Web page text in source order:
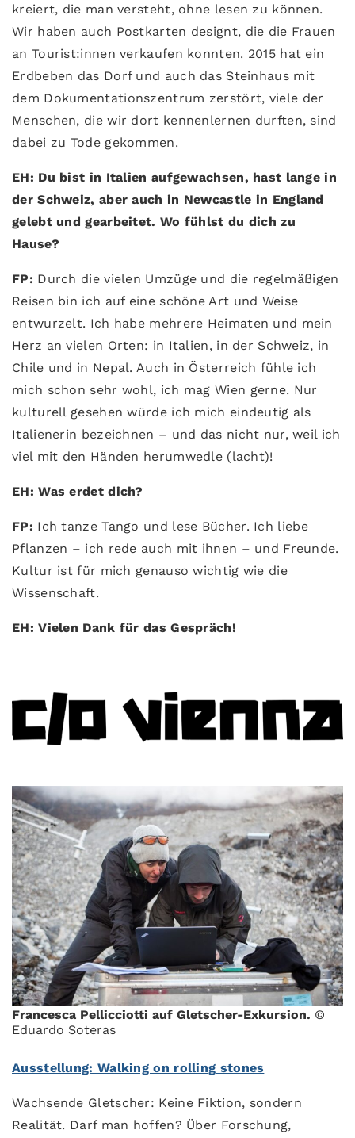
kreiert, die man versteht, ohne lesen zu können.
Wir haben auch Postkarten designt, die die Frauen
an Tourist:innen verkaufen konnten. 2015 hat ein
Erdbeben das Dorf und auch das Steinhaus mit
dem Dokumentationszentrum zerstört, viele der
Menschen, die wir dort kennenlernen durften, sind
dabei zu Tode gekommen.
EH: Du bist in Italien aufgewachsen, hast lange in
der Schweiz, aber auch in Newcastle in England
gelebt und gearbeitet. Wo fühlst du dich zu
Hause?
FP: Durch die vielen Umzüge und die regelmäßigen
Reisen bin ich auf eine schöne Art und Weise
entwurzelt. Ich habe mehrere Heimaten und mein
Herz an vielen Orten: in Italien, in der Schweiz, in
Chile und in Nepal. Auch in Österreich fühle ich
mich schon sehr wohl, ich mag Wien gerne. Nur
kulturell gesehen würde ich mich eindeutig als
Italienerin bezeichnen – und das nicht nur, weil ich
viel mit den Händen herumwedle (lacht)!
EH: Was erdet dich?
FP: Ich tanze Tango und lese Bücher. Ich liebe
Pflanzen – ich rede auch mit ihnen – und Freunde.
Kultur ist für mich genauso wichtig wie die
Wissenschaft.
EH: Vielen Dank für das Gespräch!
Francesca Pellicciotti auf Gletscher-Exkursion. ©
Eduardo Soteras
Ausstellung: Walking on rolling stones
Wachsende Gletscher: Keine Fiktion, sondern
Realität. Darf man hoffen? Über Forschung,